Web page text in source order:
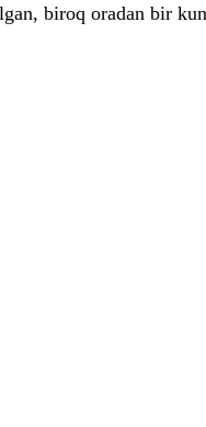
biroq oradan bir